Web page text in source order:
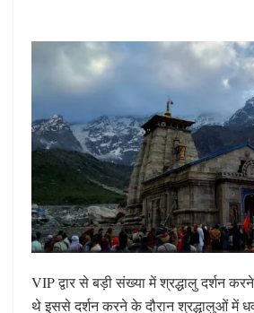
VIP द्वार से बड़ी संख्या में श्रद्धालु दर्शन
थे इससे दर्शन करने के दौरान श्रद्धालुओं में